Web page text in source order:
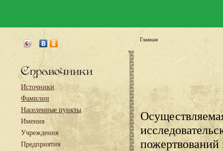
Справочники
Источники
Фамилии
Населенные пункты
Имения
Учреждения
Предприятия
Главная
пожертвований